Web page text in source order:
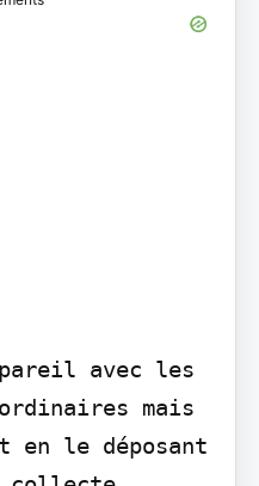
avec les
mais
en le déposant